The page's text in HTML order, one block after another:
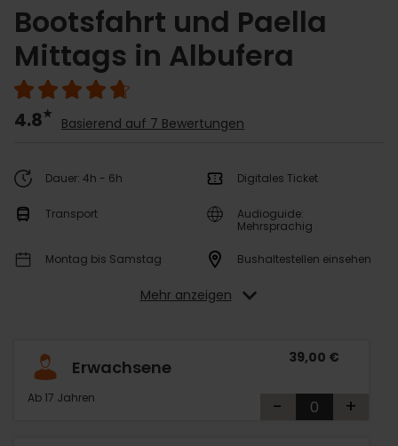
Bootsfahrt und Paella
Mittags in Albufera
4.8 Basierend auf 7 Bewertungen
Dauer: 4h - 6h Digitales Ticket
Transport
Audioguide:
Mehrsprachig
Montag bis Samstag Bushaltestellen einsehen
Mehr anzeigen
Erwachsene
Ab 17 Jahren
39,00 €
- +